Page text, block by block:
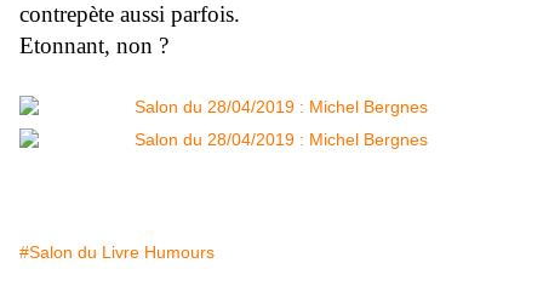
contrepète aussi parfois.
Etonnant, non ?
#Salon du Livre Humours